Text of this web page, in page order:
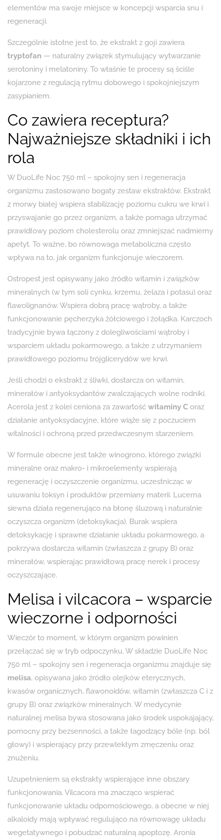
elementów ma swoje miejsce w koncepcji wsparcia snu i
regeneracji.
Szczególnie istotne jest to, że ekstrakt z goji zawiera
tryptofan — naturalny związek stymulujący wytwarzanie
serotoniny i melatoniny. To właśnie te procesy są ściśle
kojarzone z regulacją rytmu dobowego i spokojniejszym
zasypianiem.
Co zawiera receptura?
Najważniejsze składniki i ich
rola
W DuoLife Noc 750 ml – spokojny sen i regeneracja
organizmu zastosowano bogaty zestaw ekstraktów. Ekstrakt
z morwy białej wspiera stabilizację poziomu cukru we krwi i
przyswajanie go przez organizm, a także pomaga utrzymać
prawidłowy poziom cholesterolu oraz zmniejszać nadmierny
apetyt. To ważne, bo równowaga metaboliczna często
wpływa na to, jak organizm funkcjonuje wieczorem.
Ostropest jest opisywany jako źródło witamin i związków
mineralnych (w tym soli cynku, krzemu, żelaza i potasu) oraz
flawolignanów. Wspiera dobrą pracę wątroby, a także
funkcjonowanie pęcherzyka żółciowego i żołądka. Karczoch
tradycyjnie bywa łączony z dolegliwościami wątroby i
wsparciem układu pokarmowego, a także z utrzymaniem
prawidłowego poziomu trójglicerydów we krwi.
Jeśli chodzi o ekstrakt z śliwki, dostarcza on witamin,
minerałów i antyoksydantów zwalczających wolne rodniki.
Acerola jest z kolei ceniona za zawartość witaminy C oraz
działanie antyoksydacyjne, które wiąże się z poczuciem
witalności i ochroną przed przedwczesnym starzeniem.
W formule obecne jest także winogrono, którego związki
mineralne oraz makro- i mikroelementy wspierają
regenerację i oczyszczenie organizmu, uczestnicząc w
usuwaniu toksyn i produktów przemiany materii. Lucerna
siewna działa regenerująco na błonę śluzową i naturalnie
oczyszcza organizm (detoksykacja). Burak wspiera
detoksykację i sprawne działanie układu pokarmowego, a
pokrzywa dostarcza witamin (zwłaszcza z grupy B) oraz
minerałów, wspierając prawidłową pracę nerek i procesy
oczyszczające.
Melisa i vilcacora – wsparcie
wieczorne i odporności
Wieczór to moment, w którym organizm powinien
przełączać się w tryb odpoczynku. W składzie DuoLife Noc
750 ml – spokojny sen i regeneracja organizmu znajduje się
melisa, opisywana jako źródło olejków eterycznych,
kwasów organicznych, flawonoidów, witamin (zwłaszcza C i z
grupy B) oraz związków mineralnych. W medycynie
naturalnej melisa bywa stosowana jako środek uspokajający,
pomocny przy bezsenności, a także łagodzący bóle (np. ból
głowy) i wspierający przy przewlekłym zmęczeniu oraz
znużeniu.
Uzupełnieniem są ekstrakty wspierające inne obszary
funkcjonowania. Vilcacora ma znacząco wspierać
funkcjonowanie układu odpornościowego, a obecne w niej
alkaloidy mają wpływać regulująco na równowagę układu
wegetatywnego i pobudzać naturalną apoptozę. Aronia